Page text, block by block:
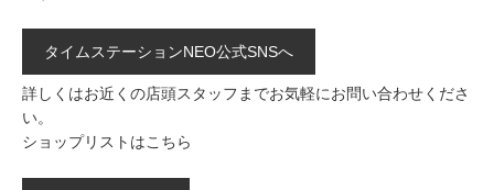
タイムステーションNEO公式SNSへ
詳しくはお近くの店頭スタッフまでお気軽にお問い合わせくださ
い。
ショップリストはこちら